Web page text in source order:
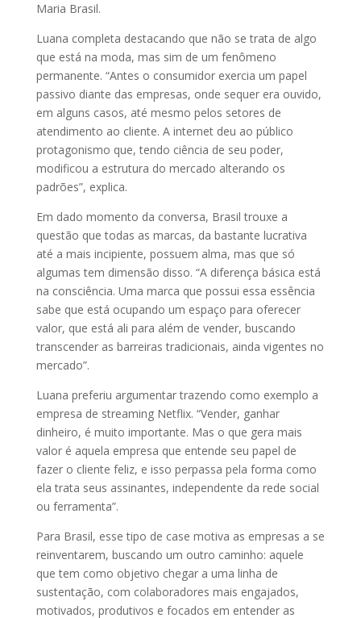
Maria Brasil.
Luana completa destacando que não se trata de algo
que está na moda, mas sim de um fenômeno
permanente. “Antes o consumidor exercia um papel
passivo diante das empresas, onde sequer era ouvido,
em alguns casos, até mesmo pelos setores de
atendimento ao cliente. A internet deu ao público
protagonismo que, tendo ciência de seu poder,
modificou a estrutura do mercado alterando os
padrões”, explica.
Em dado momento da conversa, Brasil trouxe a
questão que todas as marcas, da bastante lucrativa
até a mais incipiente, possuem alma, mas que só
algumas tem dimensão disso. “A diferença básica está
na consciência. Uma marca que possui essa essência
sabe que está ocupando um espaço para oferecer
valor, que está ali para além de vender, buscando
transcender as barreiras tradicionais, ainda vigentes no
mercado”.
Luana preferiu argumentar trazendo como exemplo a
empresa de streaming Netflix. “Vender, ganhar
dinheiro, é muito importante. Mas o que gera mais
valor é aquela empresa que entende seu papel de
fazer o cliente feliz, e isso perpassa pela forma como
ela trata seus assinantes, independente da rede social
ou ferramenta”.
Para Brasil, esse tipo de case motiva as empresas a se
reinventarem, buscando um outro caminho: aquele
que tem como objetivo chegar a uma linha de
sustentação, com colaboradores mais engajados,
motivados, produtivos e focados em entender as